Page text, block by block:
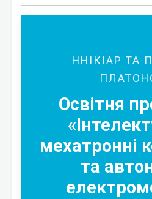
ННІКІАР ТА
Освітня
мехатронні
та